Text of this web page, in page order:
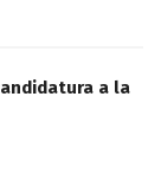
a la